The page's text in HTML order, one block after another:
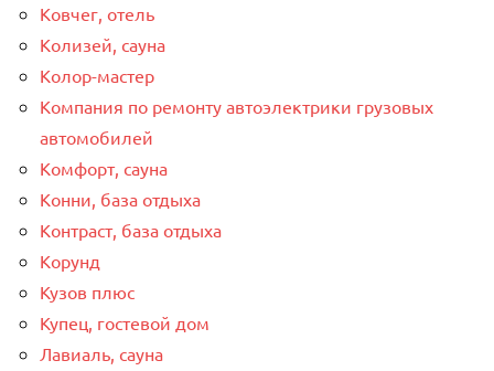
Ковчег, отель
Колизей, сауна
Колор-мастер
Компания по ремонту автоэлектрики грузовых
автомобилей
Комфорт, сауна
Конни, база отдыха
Контраст, база отдыха
Корунд
Кузов плюс
Купец, гостевой дом
Лавиаль, сауна